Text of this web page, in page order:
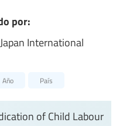
por:
Japan International
Año País
of Child Labour